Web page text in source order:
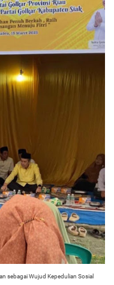
sebagai Wujud Kepedulian Sosial